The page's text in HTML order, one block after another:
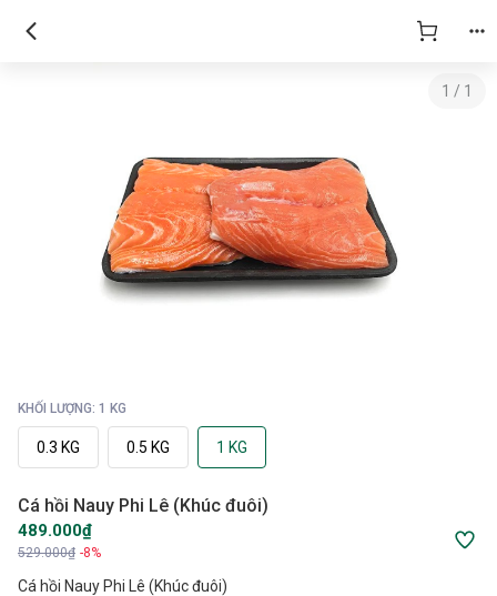
1 / 1
KHỐI LƯỢNG: 1 KG
0.3 KG 0.5 KG 1 KG
Cá hồi Nauy Phi Lê (Khúc đuôi)
489.000₫
529.000₫ -8%
Cá hồi Nauy Phi Lê (Khúc đuôi)